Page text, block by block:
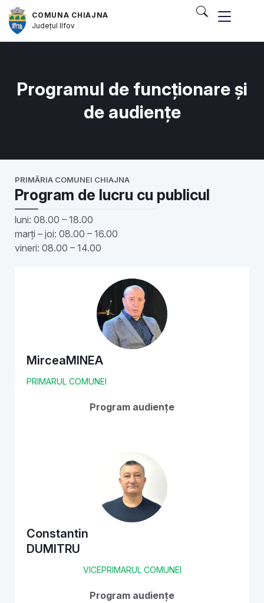
COMUNA CHIAJNA
JudețulIlfov
Programul de funcționare și
de audiențe
PRIMĂRIA COMUNEI CHIAJNA
Program de lucru cu publicul
luni: 08.00 – 18.00
marți – joi: 08.00 – 16.00
vineri: 08.00 – 14.00
MirceaMINEA
PRIMARUL COMUNEI
Program audiențe
Constantin
DUMITRU
VICEPRIMARUL COMUNEI
Program audiențe